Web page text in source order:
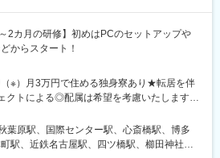
Park Direct活用に向けた認識齟齬や不明点
量・定性分析
、企画・提案
する為の他部署を巻き込んだ実行推進
けるアップセル、クロスセル
2カ月の研修】初めはPCのセットアップや
からスタート！
※）月3万円で住める独身寮あり★転居を伴
クトによる◎配属は希望を考慮いたします＜
極採用中★独身寮あり！【東京本社】東京都
亀松ビル6階 最寄り駅／末広町駅【AKIVA
区外神田1-18-19 新秋葉原ビル4階 最寄り
葉原駅、国際センター駅、心斎橋駅、博多
駅、近鉄名古屋駅、四ツ橋駅、櫛田神社前